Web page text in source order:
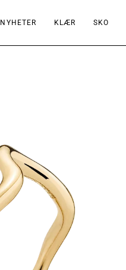
NYHETER KLÆR SKO